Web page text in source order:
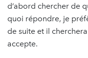
d’abord chercher de
quoi répondre, je
de suite et il
accepte.